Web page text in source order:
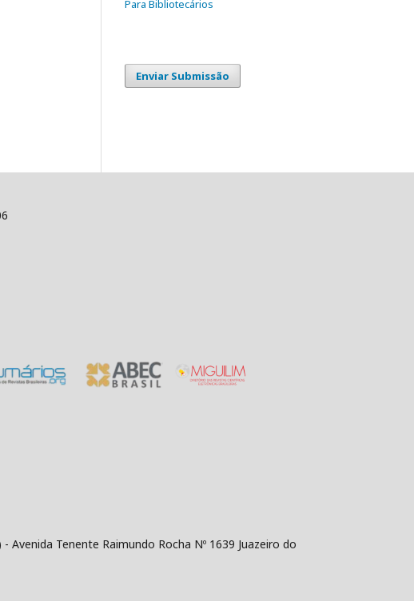
Para Bibliotecários
Enviar Submissão
Avenida Tenente Raimundo Rocha Nº 1639 Juazeiro do